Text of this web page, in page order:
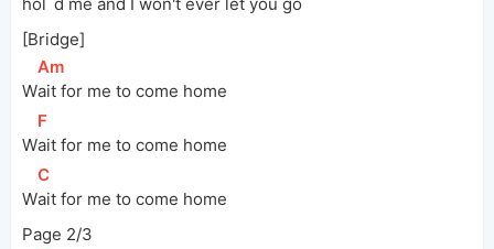
[Bridge]
W
[
Am
ait for me to come home
W
[F
ait for me to come home
W
[
C
ait for me to come home
Page 2/3